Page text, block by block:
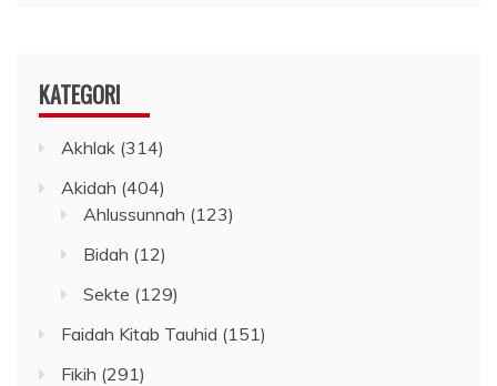
KATEGORI
Akhlak (314)
Akidah (404)
Ahlussunnah (123)
Bidah (12)
Sekte (129)
Faidah Kitab Tauhid (151)
Fikih (291)